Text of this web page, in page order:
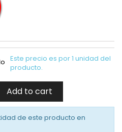
Este precio es por 1 unidad del
producto.
Add to cart
de este producto en